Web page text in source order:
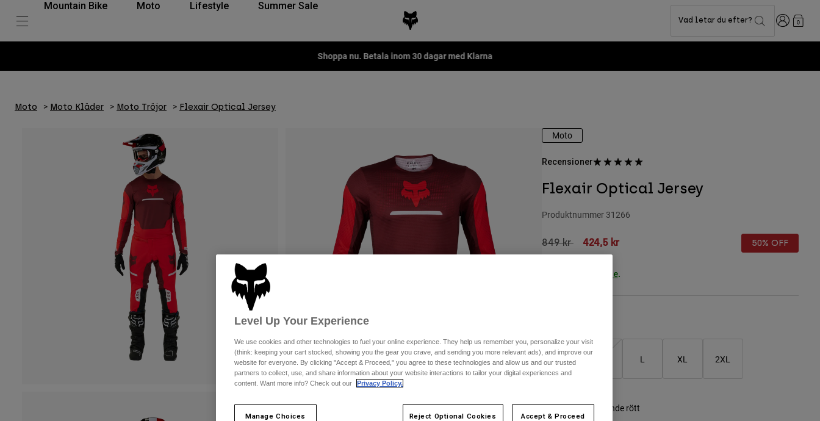
Mountain Bike Moto Lifestyle Summer Sale
Vad letar du efter? Login0
Shoppa nu. Betala inom 30 dagar med Klarna
Moto Moto Kläder Moto Tröjor Flexair Optical Jersey
Moto
Recensioner
Flexair Optical Jersey
Produktnummer 31266
Price reduced from
849 krto424,5 kr 50% OFF
here.
S L XL 2XL
Färg -Fluorescerande rött
Level Up Your Experience
We use cookies and other technologies to fuel your online experience. They help us remember you, personalize your visit
(think: keeping your cart stocked, showing you the gear you crave, and sending you more relevant ads), and improve our
website for everyone. By clicking "Accept & Proceed," you agree to these technologies and allow us and our trusted
partners to collect, use, and share information about your website interactions to tailor your digital experiences and
content. Want more info? Check out our
Privacy Policy.
Manage Choices Reject Optional Cookies Accept & Proceed